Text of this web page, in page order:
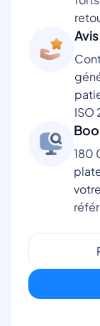
ISO
180